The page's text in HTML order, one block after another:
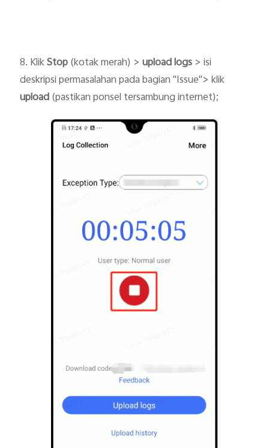
8. KlikStop(kotak merah) > upload logs > isi
deskripsi permasalahan pada bagian "Issue"> klik
upload(pastikan ponsel tersambung internet);